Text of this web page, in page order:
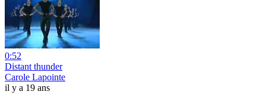
0:52
Distant thunder
Carole Lapointe
il y a 19 ans